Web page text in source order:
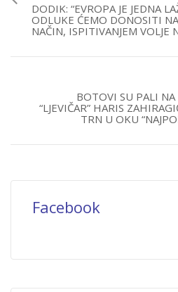
DODIK: “EVROPA JE JEDNA
ODLUKE ĆEMO DONOSITI
NAČIN, ISPITIVANJEM VOLJE
BOTOVI SU PALI
“LJEVIČAR” HARIS
TRN U OKU
Facebook